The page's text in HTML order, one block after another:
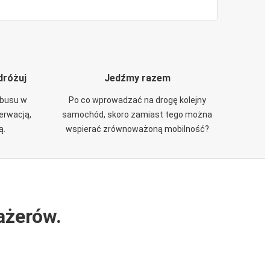
w
Jedźmy razem
Po co wprowadzać na drogę kolejny
samochód, skoro zamiast tego można
wspierać zrównoważoną mobilność?